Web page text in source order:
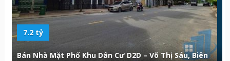
7.2 tỷ
Bán Nhà Mặt Phố Khu Dân Cư D2D – Võ Thị Sáu, Biên